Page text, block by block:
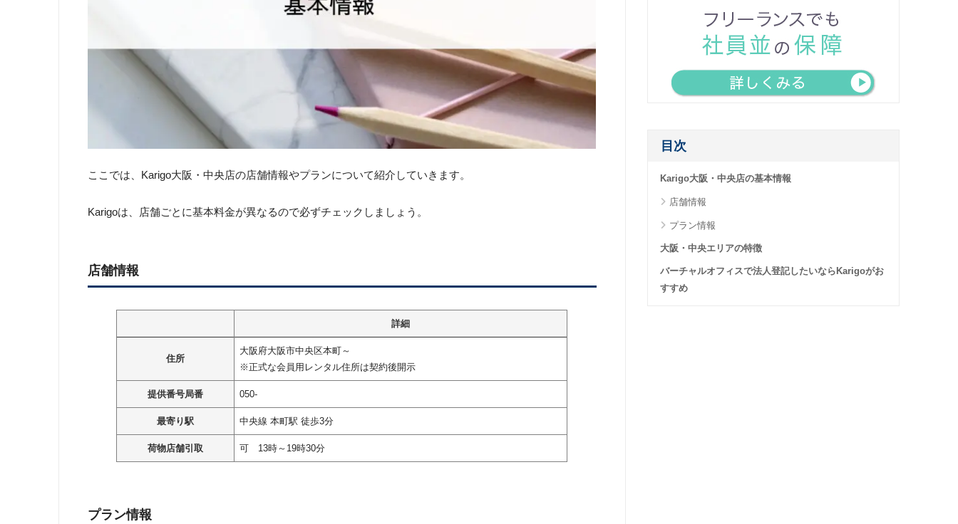
ここでは、Karigo大阪・中央店の店舗情報やプランについて紹介していきます。
Karigoは、店舗ごとに基本料金が異なるので必ずチェックしましょう。
店舗情報
詳細
住所
大阪府大阪市中央区本町～
※正式な会員用レンタル住所は契約後開示
提供番号局番 050-
最寄り駅 中央線 本町駅 徒歩3分
荷物店舗引取 可 13時～19時30分
プラン情報
目次
Karigo大阪・中央店の基本情報
店舗情報
プラン情報
大阪・中央エリアの特徴
バーチャルオフィスで法人登記したいならKarigoがお
すすめ